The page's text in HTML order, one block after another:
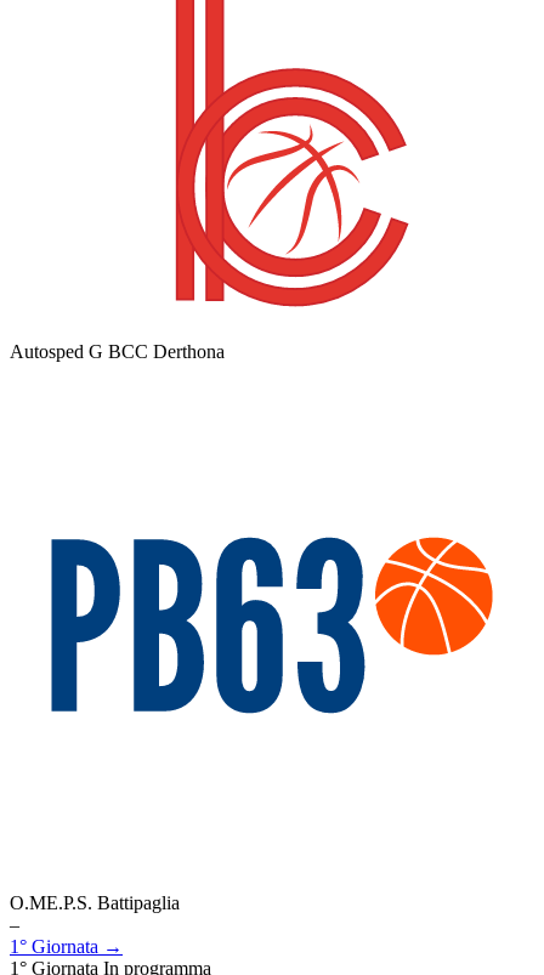
Autosped G BCC Derthona
O.ME.P.S. Battipaglia
–
1° Giornata →
1° Giornata In programma